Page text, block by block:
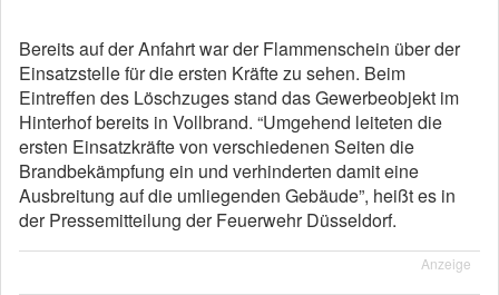
Bereits auf der Anfahrt war der Flammenschein über der
Einsatzstelle für die ersten Kräfte zu sehen. Beim
Eintreffen des Löschzuges stand das Gewerbeobjekt im
Hinterhof bereits in Vollbrand. “Umgehend leiteten die
ersten Einsatzkräfte von verschiedenen Seiten die
Brandbekämpfung ein und verhinderten damit eine
Ausbreitung auf die umliegenden Gebäude”, heißt es in
der Pressemitteilung der Feuerwehr Düsseldorf.
Anzeige